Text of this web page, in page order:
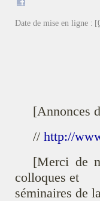
Date de mise en ligne :
[Annonces
// http://
[Merci de
colloques et
séminaires de